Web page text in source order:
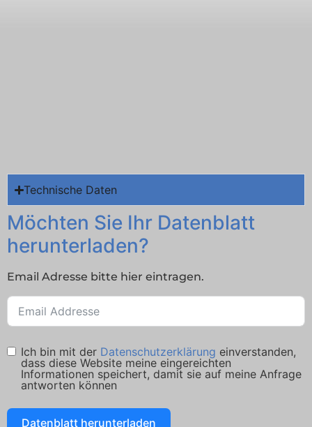
Technische Daten
Möchten Sie Ihr Datenblatt
herunterladen?
Email Adresse bitte hier eintragen.
Ich bin mit der Datenschutzerklärung einverstanden,
dass diese Website meine eingereichten
Informationen speichert, damit sie auf meine Anfrage
antworten können
Datenblatt herunterladen